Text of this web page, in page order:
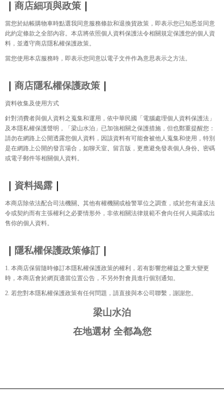
商店細項與政策
當您於結帳購物車時點選我同意服務條款和退換貨政策，即表示您已知悉並同意
此約定條款之全部內容。本店將依照個人資料保護法令相關規定保護您的個人資
料，並遵守商店隱私權保護政策。
當您使用本店服務時，即表示您同意以電子文件作為意思表示之方法。
商店隱私權保護政策
資料收集及使用方式
針對消費者與個人資料之蒐集和運用，依中華民國「電腦處理個人資料保護法」
及本隱私權保護聲明，「梁山水泊」已加強相關之保護措施，但也鄭重提醒您：
請勿在網路上公開透露您個人資料，因該資料有可能會被他人蒐集和使用，特別
是在網路上公開的發言場合，如聊天室、 留言版，更應避免發表個人身份、 密碼
或電子郵件等相關個人資料。
資料揭露
本商店除依法配合司法機關、 其他有權機關或檢警單位之調查，或於您有違反法
令或契約而有主張權利之必要情形外，非依相關法律規範不會向任何人揭露或出
售你的個人資料。
隱私權保護政策修訂
1. 本商店保留隨時修訂本隱私權保護政策的權利，若有影響您權益之重大變更
時，本商店會於網頁適當位置公告，不另外對會員進行個別通知。
2. 若您對本隱私權保護政策有任何問題，請直接與本公司聯繫，謝謝您。
梁山水泊
在地選材 全都為您